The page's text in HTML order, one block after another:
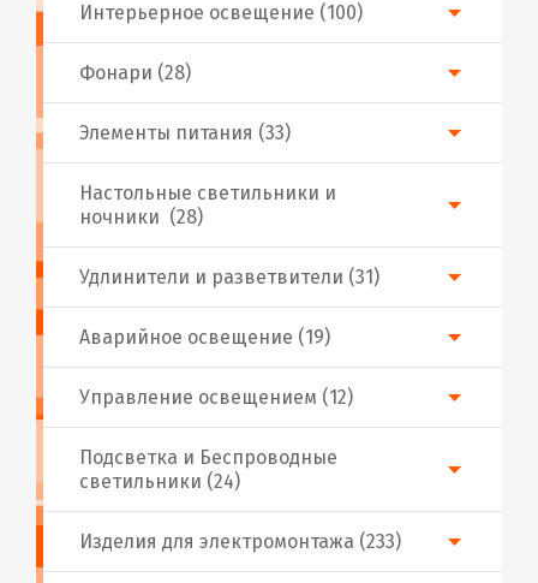
Фонари (28)
Аварийное освещение (19)
Настольные светильники и
ночники (28)
Подсветка и Беспроводные
светильники (24)
Интерьерное освещение (100)
Изделия для электромонтажа (233)
Удлинители и разветвители (31)
Управление освещением (12)
Элементы питания (33)